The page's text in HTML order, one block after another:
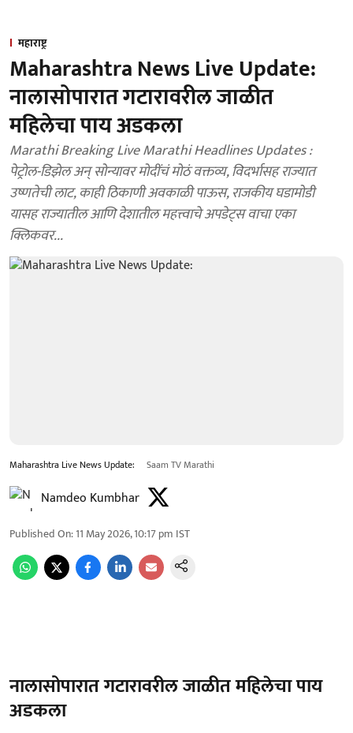
महाराष्ट्र
Maharashtra News Live Update:
नालासोपारात गटारावरील जाळीत
महिलेचा पाय अडकला
Marathi Breaking Live Marathi Headlines Updates :
पेट्रोल-डिझेल अन् सोन्यावर मोदींचं मोठं वक्तव्य, विदर्भासह राज्यात
उष्णतेची लाट, काही ठिकाणी अवकाळी पाऊस, राजकीय घडामोडी
यासह राज्यातील आणि देशातील महत्त्वाचे अपडेट्स वाचा एका
क्लिकवर...
Maharashtra Live News Update: Saam TV Marathi
Namdeo Kumbhar
Published On:11 May 2026, 10:17 pm IST
नालासोपारात गटारावरील जाळीत महिलेचा पाय
अडकला